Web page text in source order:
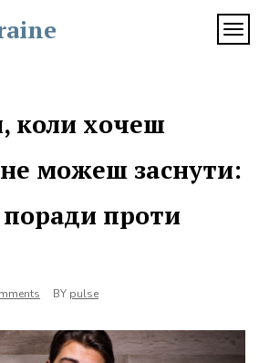
коли хочеш
можеш заснути:
проти
BY pulse